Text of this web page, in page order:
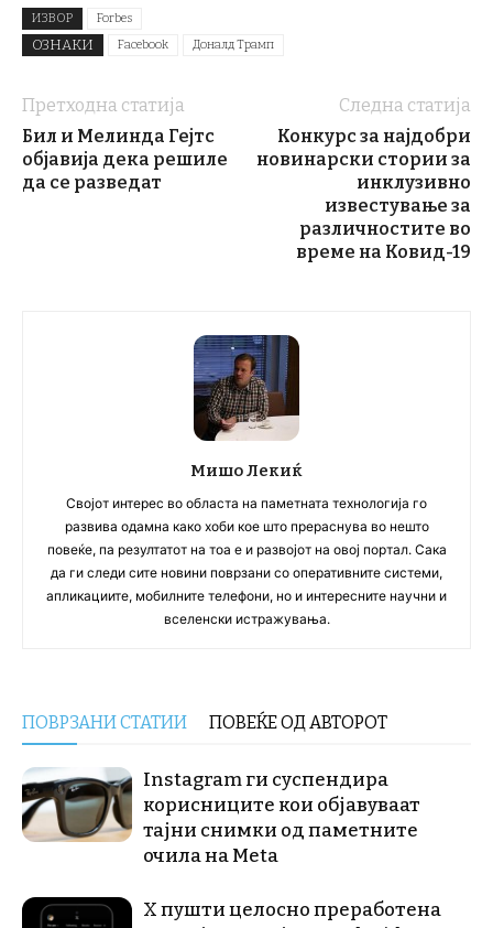
ИЗВОР Forbes
ОЗНАКИ Facebook Доналд Трамп
Претходна статија
Бил и Мелинда Гејтс
објавија дека решиле
да се разведат
Следна статија
Конкурс за најдобри
новинарски стории за
инклузивно
известување за
различностите во
време на Ковид-19
Мишо Лекиќ
Својот интерес во областа на паметната технологија го
развива одамна како хоби кое што прераснува во нешто
повеќе, па резултатот на тоа е и развојот на овој портал. Сака
да ги следи сите новини поврзани со оперативните системи,
апликациите, мобилните телефони, но и интересните научни и
вселенски истражувања.
ПОВРЗАНИ СТАТИИ ПОВЕЌЕ ОД АВТОРОТ
Instagram ги суспендира
корисниците кои објавуваат
тајни снимки од паметните
очила на Meta
X пушти целосно преработена